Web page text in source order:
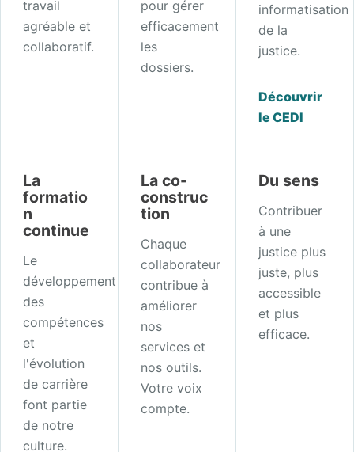
travail
agréable et
collaboratif.
pour gérer
efficacement
les
dossiers.
informatisation
de la
justice.
Découvrir
le CEDI
La
formatio
n
continue
Le
développement
des
compétences
et
l'évolution
de carrière
font partie
de notre
culture.
La co-
construc
tion
Chaque
collaborateur
contribue à
améliorer
nos
services et
nos outils.
Votre voix
compte.
Du sens
Contribuer
à une
justice plus
juste, plus
accessible
et plus
efficace.